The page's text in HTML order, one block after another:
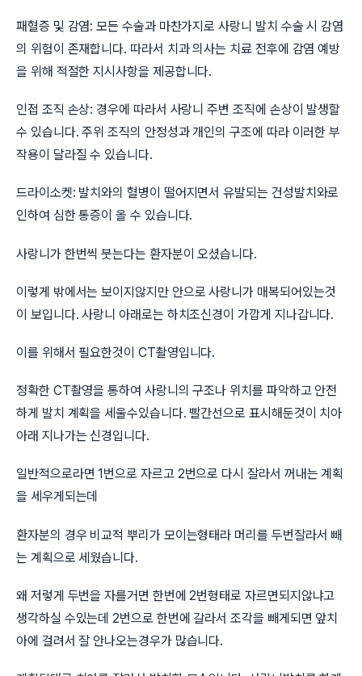
패혈증 및 감염: 모든 수술과 마찬가지로 사랑니 발치 수술 시 감염
의 위험이 존재합니다. 따라서 치과 의사는 치료 전후에 감염 예방
을 위해 적절한 지시사항을 제공합니다.
인접 조직 손상: 경우에 따라서 사랑니 주변 조직에 손상이 발생할
수 있습니다. 주위 조직의 안정성과 개인의 구조에 따라 이러한 부
작용이 달라질 수 있습니다.
드라이소켓: 발치와의 혈병이 떨어지면서 유발되는 건성발치와로
인하여 심한 통증이 올 수 있습니다.
사랑니가 한번씩 붓는다는 환자분이 오셨습니다.
이렇게 밖에서는 보이지않지만 안으로 사랑니가 매복되어있는것
이 보입니다. 사랑니 아래로는 하치조신경이 가깝게 지나갑니다.
이를 위해서 필요한것이 CT촬영입니다.
정확한 CT촬영을 통하여 사랑니의 구조나 위치를 파악하고 안전
하게 발치 계획을 세울수있습니다. 빨간선으로 표시해둔것이 치아
아래 지나가는 신경입니다.
일반적으로라면 1번으로 자르고 2번으로 다시 잘라서 꺼내는 계획
을 세우게되는데
환자분의 경우 비교적 뿌리가 모이는형태라 머리를 두번잘라서 빼
는 계획으로 세웠습니다.
왜 저렇게 두번을 자를거면 한번에 2번형태로 자르면되지않냐고
생각하실 수있는데 2번으로 한번에 갈라서 조각을 빼게되면 앞치
아에 걸려서 잘 안나오는경우가 많습니다.